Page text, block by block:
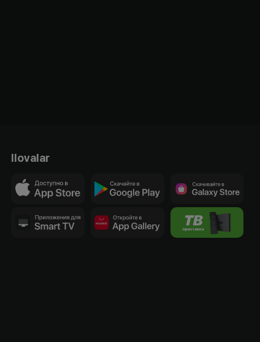
Ilovalar